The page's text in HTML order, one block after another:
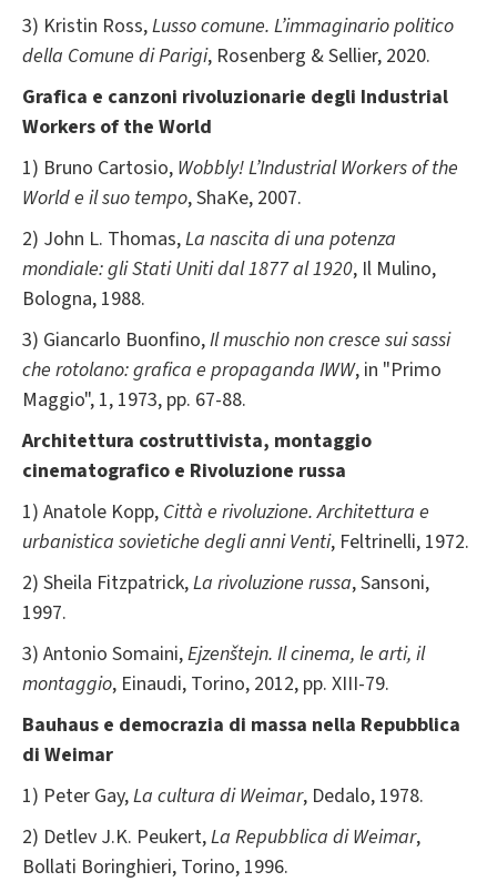
3) Kristin Ross,Lusso comune. L’immaginario politico
della Comune di Parigi, Rosenberg & Sellier, 2020.
Grafica e canzoni rivoluzionarie degli Industrial
Workers of the World
1) Bruno Cartosio, Wobbly!L’Industrial Workers of the
World e il suo tempo, ShaKe, 2007.
2) John L. Thomas,La nascita di una potenza
mondiale: gli Stati Uniti dal 1877 al 1920, Il Mulino,
Bologna, 1988.
3) Giancarlo Buonfino,Il muschio non cresce sui sassi
che rotolano: grafica e propaganda IWW, in "Primo
Maggio", 1, 1973, pp. 67-88.
Architettura costruttivista, montaggio
cinematografico e Rivoluzione russa
1) Anatole Kopp, Città e rivoluzione. Architettura e
urbanistica sovietiche degli anni Venti, Feltrinelli, 1972.
2) Sheila Fitzpatrick,La rivoluzione russa, Sansoni,
1997.
3) Antonio Somaini,Ejzenštejn. Il cinema, le arti, il
montaggio, Einaudi, Torino, 2012, pp. XIII-79.
Bauhaus e democrazia di massa nella Repubblica
di Weimar
1) Peter Gay,La cultura di Weimar, Dedalo, 1978.
2) Detlev J.K. Peukert,La Repubblica di Weimar,
Bollati Boringhieri, Torino, 1996.